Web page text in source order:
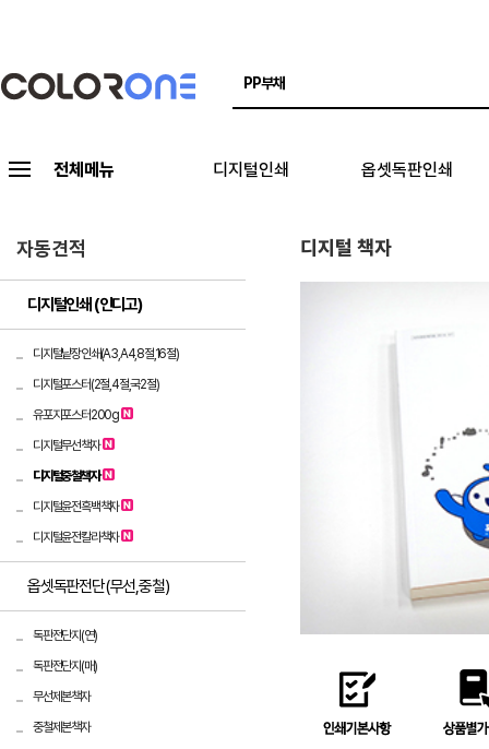
전체메뉴 디지털인쇄 옵셋독판인쇄
자동견적
디지털인쇄 (인디고)
디지털낱장인쇄(A3,A4,8절,16절)
디지털포스터(2절,4절,국2절)
유포지포스터200g
디지털무선책자
디지털중철책자
디지털윤전흑백책자
디지털윤전칼라책자
옵셋독판전단(무선,중철)
독판전단지(연)
독판전단지(매)
무선제본책자
중철제본책자
디지털 책자